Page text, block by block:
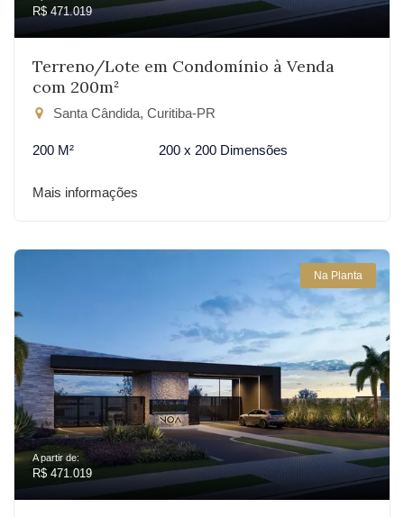
R$ 471.019
Terreno/Lote em Condomínio à Venda
com 200m²
Santa Cândida, Curitiba-PR
200 M² 200 x 200 Dimensões
Mais informações
Na Planta
A partir de:
R$ 471.019